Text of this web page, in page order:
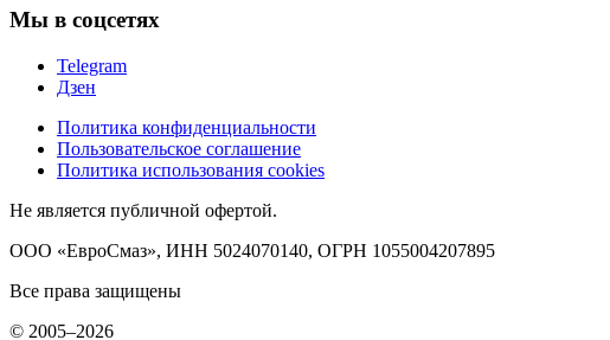
Мы в соцсетях
Telegram
Дзен
Политика конфиденциальности
Пользовательское соглашение
Политика использования cookies
Не является публичной офертой.
ООО «ЕвроСмаз», ИНН 5024070140, ОГРН 1055004207895
Все права защищены
© 2005–2026